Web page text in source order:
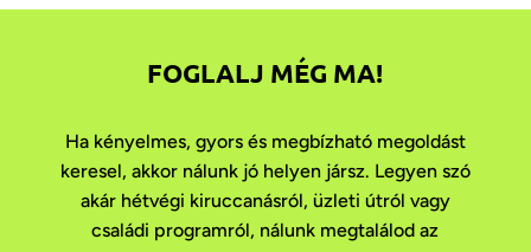
FOGLALJ MÉG MA!
Ha kényelmes, gyors és megbízható megoldást
keresel, akkor nálunk jó helyen jársz. Legyen szó
akár hétvégi kiruccanásról, üzleti útról vagy
családi programról, nálunk megtalálod az